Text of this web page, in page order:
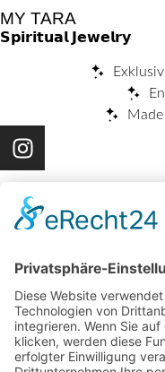
MY TARA
𝗦𝗽𝗶𝗿𝗶𝘁𝘂𝗮𝗹 𝗝𝗲𝘄𝗲𝗹𝗿𝘆